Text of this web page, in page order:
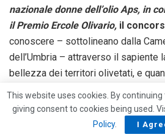
nazionale donne dell’olio Aps, in
ilPremio Ercole Olivario, il
conoscere – sottolineano dalla
dell’Umbria – attraverso il sapiente
bellezza dei territori olivetati, e
sana la cucina, traendo da essa e
principe forza e valore”.
Nel valorizzare la professionalità
This website uses cookies. By
giving consent to cookies being used.
Policy. I